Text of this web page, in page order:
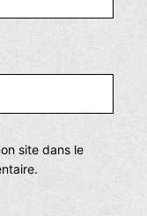
site dans le